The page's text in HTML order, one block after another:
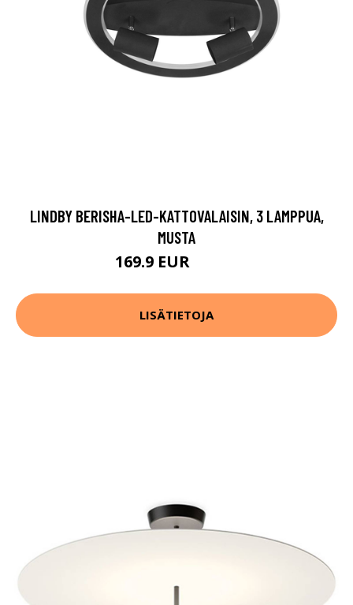
LINDBY BERISHA-LED-KATTOVALAISIN, 3 LAMPPUA,
MUSTA
169.9 EUR
LISÄTIETOJA